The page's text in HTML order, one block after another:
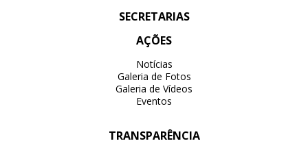
SECRETARIAS
AÇÕES
Notícias
Galeria de Fotos
Galeria de Vídeos
Eventos
TRANSPARÊNCIA